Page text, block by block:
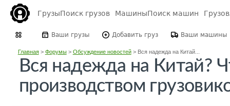
ГрузыПоиск грузов МашиныПоиск машин
Ваши грузы Добавить груз Ваши машины
Главная> Форумы> Обсуждение новостей> Вся надежда на Китай...
Вся надежда на Китай?
производством